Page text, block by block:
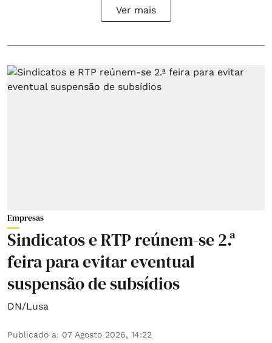
Ver mais
Empresas
Sindicatos e RTP reúnem-se 2.ª
feira para evitar eventual
suspensão de subsídios
DN/Lusa
Publicado a: 07 Agosto 2026, 14:22